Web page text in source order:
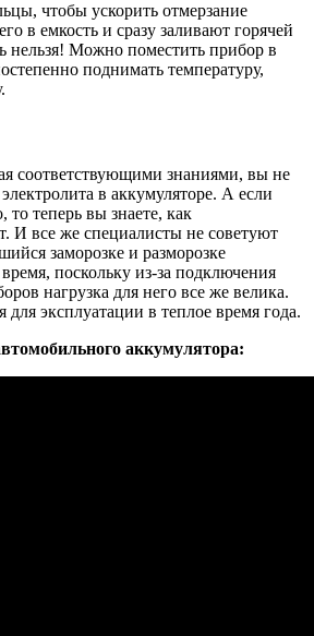
чтобы ускорить отмерзание
в емкость и сразу заливают горячей
нельзя! Можно поместить прибор в
поднимать температуру,
соответствующими знаниями, вы не
в аккумуляторе. А если
то теперь вы знаете, как
И все же специалисты не советуют
заморозке и разморозке
поскольку из-за подключения
нагрузка для него все же велика.
эксплуатации в теплое время года.
аккумулятора: